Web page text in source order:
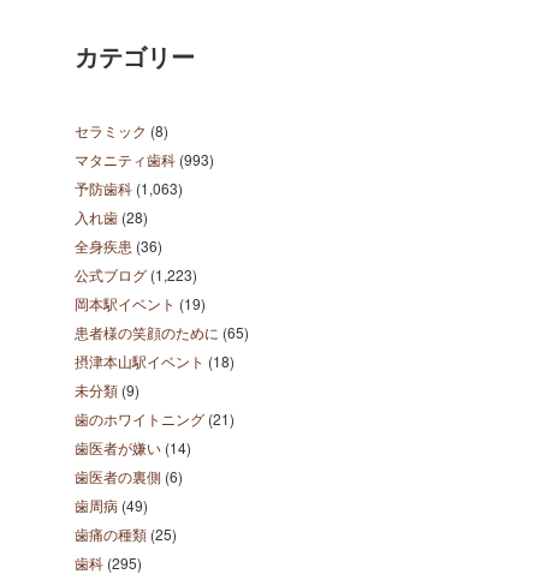
カテゴリー
セラミック (8)
マタニティ歯科 (993)
予防歯科 (1,063)
入れ歯 (28)
全身疾患 (36)
公式ブログ (1,223)
岡本駅イベント (19)
患者様の笑顔のために (65)
摂津本山駅イベント (18)
未分類 (9)
歯のホワイトニング (21)
歯医者が嫌い (14)
歯医者の裏側 (6)
歯周病 (49)
歯痛の種類 (25)
歯科 (295)